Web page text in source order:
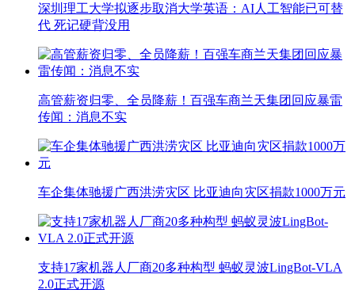
深圳理工大学拟逐步取消大学英语：AI人工智能已可替
代 死记硬背没用
高管薪资归零、全员降薪！百强车商兰天集团回应暴雷
传闻：消息不实
车企集体驰援广西洪涝灾区 比亚迪向灾区捐款1000万元
支持17家机器人厂商20多种构型 蚂蚁灵波LingBot-VLA
2.0正式开源